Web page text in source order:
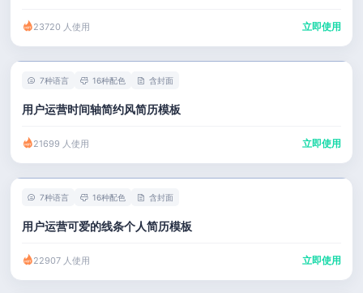
23720 人使用 立即使用
7种语言 16种配色 含封面
用户运营时间轴简约风简历模板
21699 人使用 立即使用
7种语言 16种配色 含封面
用户运营可爱的线条个人简历模板
22907 人使用 立即使用